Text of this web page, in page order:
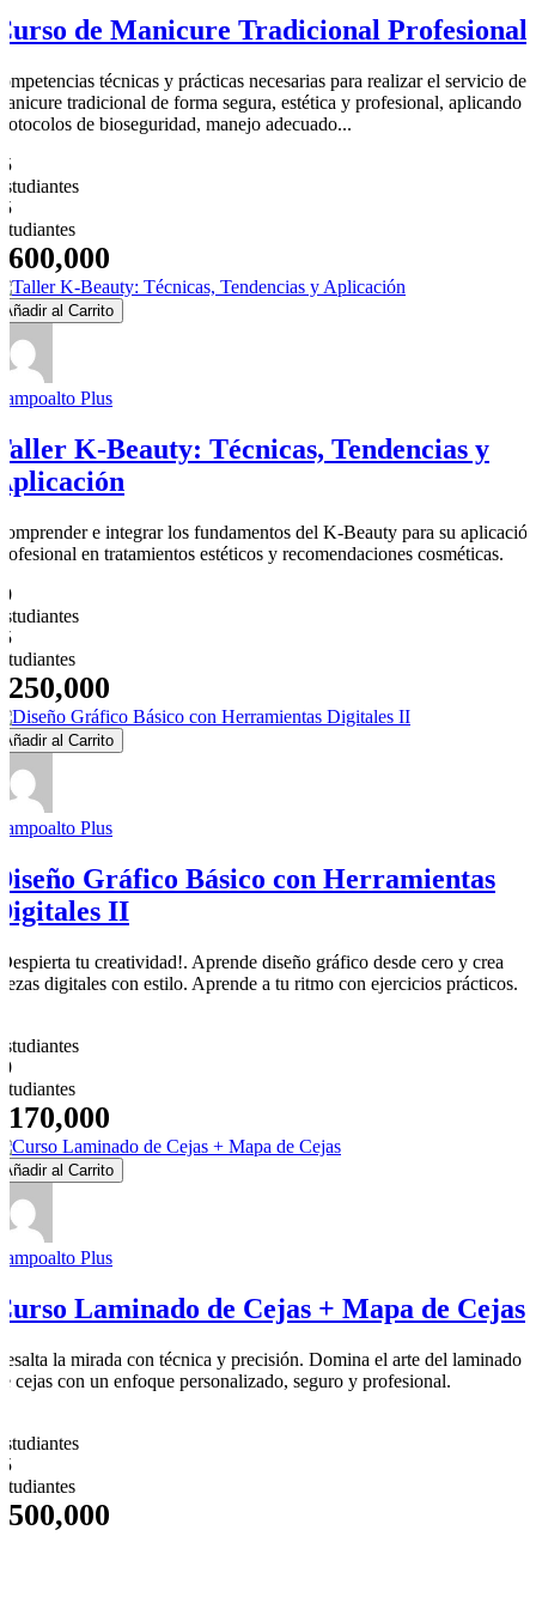
de Manicure Tradicional Profesional
técnicas y prácticas necesarias para realizar el servicio de
tradicional de forma segura, estética y profesional, aplicando
de bioseguridad, manejo adecuado...
Añadir al Carrito
Plus
K-Beauty: Técnicas, Tendencias y
e integrar los fundamentos del K-Beauty para su aplicación
en tratamientos estéticos y recomendaciones cosméticas.
Añadir al Carrito
Plus
Gráfico Básico con Herramientas
II
tu creatividad!. Aprende diseño gráfico desde cero y crea
digitales con estilo. Aprende a tu ritmo con ejercicios prácticos.
Añadir al Carrito
Plus
Laminado de Cejas + Mapa de Cejas
la mirada con técnica y precisión. Domina el arte del laminado
cejas con un enfoque personalizado, seguro y profesional.